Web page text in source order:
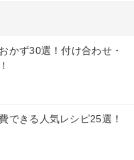
かず30選！付け合わせ・
できる人気レシピ25選！